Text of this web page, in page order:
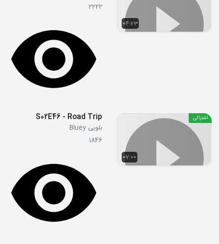
04:23
2222
07:00
اشتراکی S02E46 - Road Trip
بلویی Bluey
1846